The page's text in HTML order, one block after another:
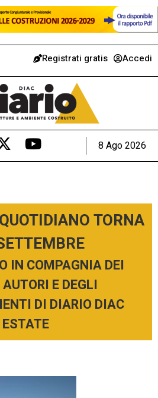
Registrati gratis Accedi
8 Ago 2026
TORNA
IN COMPAGNIA DEI
E DEGLI
DI DIARIO DIAC
ESTATE